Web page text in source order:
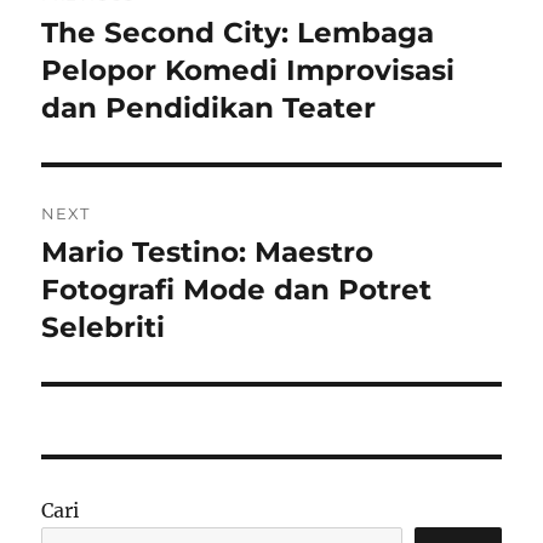
pos
Previous
post:
The Second City: Lembaga
Pelopor Komedi Improvisasi
dan Pendidikan Teater
NEXT
Next
post:
Mario Testino: Maestro
Fotografi Mode dan Potret
Selebriti
Cari